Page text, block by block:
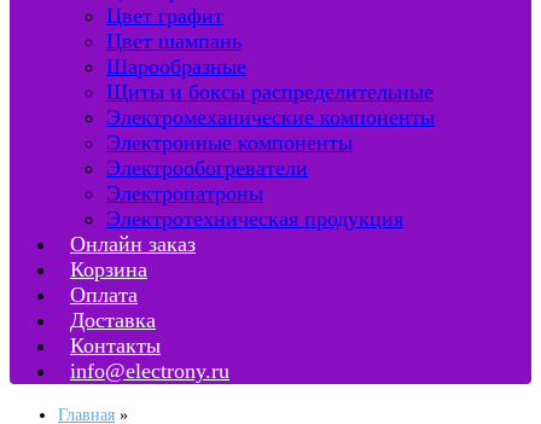
Цвет графит
Цвет шампань
Шарообразные
Щиты и боксы распределительные
Электромеханические компоненты
Электронные компоненты
Электрообогреватели
Электропатроны
Электротехническая продукция
Онлайн заказ
Корзина
Оплата
Доставка
Контакты
info@electrony.ru
Главная